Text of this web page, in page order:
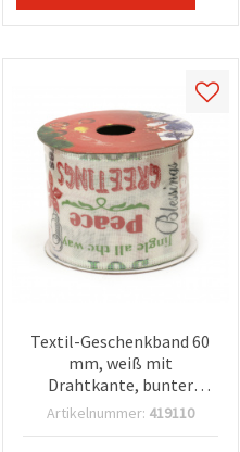
Textil-Geschenkband 60
mm, weiß mit
Drahtkante, bunter
Motivdruck „Grüße &
Artikelnummer: 419110